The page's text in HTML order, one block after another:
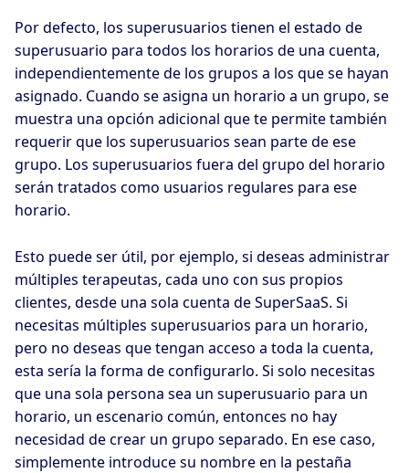
Por defecto, los superusuarios tienen el estado de
superusuario para todos los horarios de una cuenta,
independientemente de los grupos a los que se hayan
asignado. Cuando se asigna un horario a un grupo, se
muestra una opción adicional que te permite también
requerir que los superusuarios sean parte de ese
grupo. Los superusuarios fuera del grupo del horario
serán tratados como usuarios regulares para ese
horario.
Esto puede ser útil, por ejemplo, si deseas administrar
múltiples terapeutas, cada uno con sus propios
clientes, desde una sola cuenta de SuperSaaS. Si
necesitas múltiples superusuarios para un horario,
pero no deseas que tengan acceso a toda la cuenta,
esta sería la forma de configurarlo. Si solo necesitas
que una sola persona sea un superusuario para un
horario, un escenario común, entonces no hay
necesidad de crear un grupo separado. En ese caso,
simplemente introduce su nombre en la pestaña